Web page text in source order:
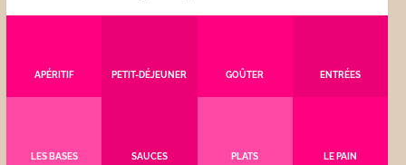
APÉRITIF PETIT-DÉJEUNER GOÛTER ENTRÉES
LES BASES SAUCES PLATS LE PAIN